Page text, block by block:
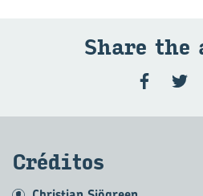
Share
Cré­di­tos